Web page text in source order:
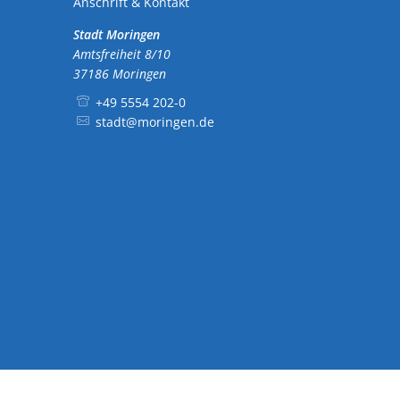
Stadt Moringen
Amtsfreiheit 8/10
37186 Moringen
+49 5554 202-0
stadt@moringen.de